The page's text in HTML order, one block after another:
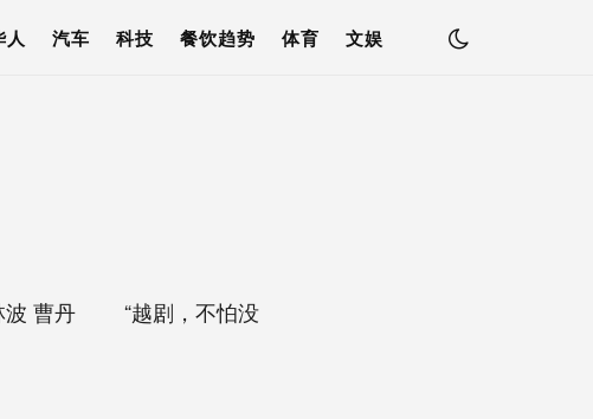
人 汽车 科技 餐饮趋势 体育 文娱
波 曹丹 “越剧，不怕没